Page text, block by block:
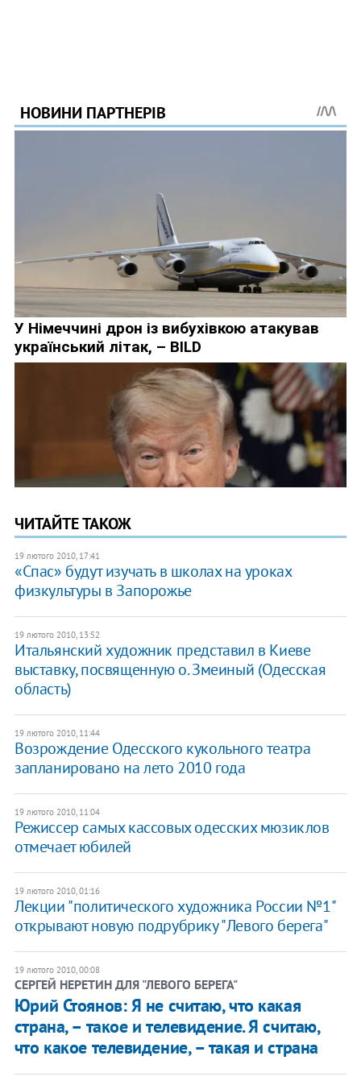
ЧИТАЙТЕ ТАКОЖ
19 лютого 2010, 17:41
«Спас» будут изучать в школах на уроках
физкультуры в Запорожье
19 лютого 2010, 13:52
Итальянский художник представил в Киеве
выставку, посвященную о. Змеиный (Одесская
область)
19 лютого 2010, 11:44
Возрождение Одесского кукольного театра
запланировано на лето 2010 года
19 лютого 2010, 11:04
Режиссер самых кассовых одесских мюзиклов
отмечает юбилей
19 лютого 2010, 01:16
Лекции "политического художника России №1"
открывают новую подрубрику "Левого берега"
19 лютого 2010, 00:08
СЕРГЕЙ НЕРЕТИН ДЛЯ "ЛЕВОГО БЕРЕГА"
Юрий Стоянов: Я не считаю, что какая
страна, – такое и телевидение. Я считаю,
что какое телевидение, – такая и страна